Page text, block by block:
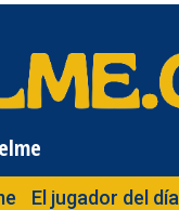
El jugador del día